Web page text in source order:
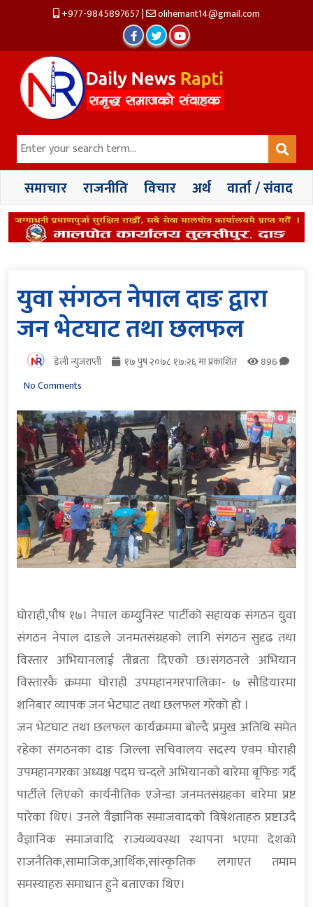
+977-9845897657| olihemant14@gmail.com
समाचार राजनीति विचार अर्थ वार्ता / संवाद
युवा संगठन नेपाल दाङ द्वारा
जन भेटघाट तथा छलफल
डेली न्युजराप्ती १७ पुष २०७८ १७:२६ मा प्रकाशित
896
No Comments
घोराही,पौष १७। नेपाल कम्युनिस्ट पार्टीको सहायक संगठन युवा
संगठन नेपाल दाङले जनमतसंग्रहको लागि संगठन सुदृढ तथा
विस्तार अभियानलाई तीब्रता दिएको छ।संगठनले अभियान
विस्तारकै क्रममा घोराही उपमहानगरपालिका- ७ सौडियारमा
शनिबार व्यापक जन भेटघाट तथा छलफल गरेको हो ।
जन भेटघाट तथा छलफल कार्यक्रममा बोल्दै प्रमुख अतिथि समेत
रहेका संगठनका दाङ जिल्ला सचिवालय सदस्य एवम घोराही
उपमहानगरका अध्यक्ष पदम चन्दले अभियानको बारेमा बृफिङ गर्दै
पार्टीले लिएको कार्यनीतिक एजेन्डा जनमतसंग्रहका बारेमा प्रष्ट
पारेका थिए। उनले वैज्ञानिक समाजवादको विषेशताहरु प्रष्टाउदै
वैज्ञानिक समाजवादि राज्यव्यवस्था स्थापना भएमा देशको
राजनैतिक,सामाजिक,आर्थिक,सांस्कृतिक लगाएत तमाम
समस्याहरु समाधान हुने बताएका थिए।